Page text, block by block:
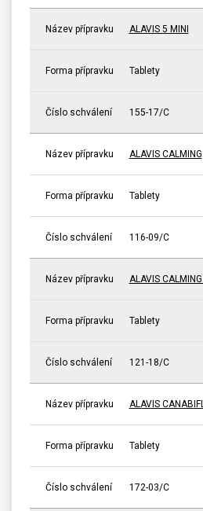
Název přípravku ALAVIS 5 MINI
Forma přípravku Tablety
Číslo schválení 155-17/C
Název přípravku ALAVIS CALMING
Forma přípravku Tablety
Číslo schválení 116-09/C
Název přípravku ALAVIS
Forma přípravku Tablety
Číslo schválení 121-18/C
Název přípravku ALAVIS
Forma přípravku Tablety
Číslo schválení 172-03/C